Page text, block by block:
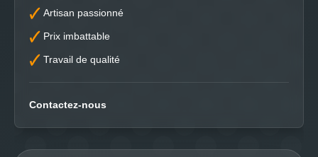
Artisan passionné
Prix imbattable
Travail de qualité
Contactez-nous